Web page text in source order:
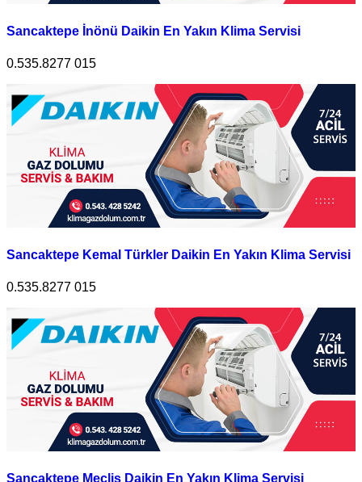
Sancaktepe İnönü Daikin En Yakın Klima Servisi
0.535.8277 015
Sancaktepe Kemal Türkler Daikin En Yakın Klima Servisi
0.535.8277 015
Sancaktepe Meclis Daikin En Yakın Klima Servisi